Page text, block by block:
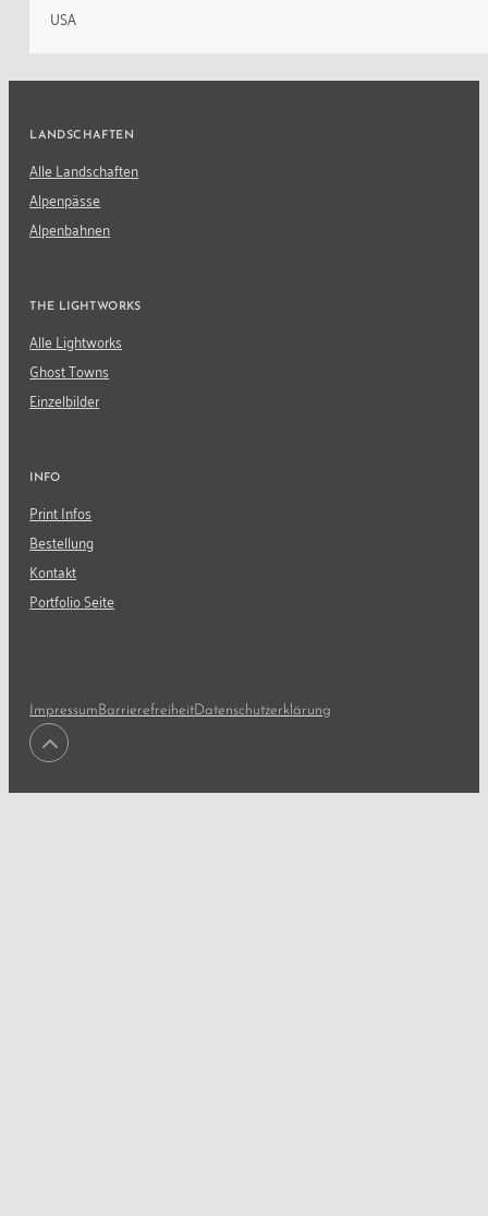
USA
LANDSCHAFTEN
Alle Landschaften
Alpenpässe
Alpenbahnen
THE LIGHTWORKS
Alle Lightworks
Ghost Towns
Einzelbilder
INFO
Print Infos
Bestellung
Kontakt
Portfolio Seite
Impressum BarrierefreiheitDatenschutzerklärung